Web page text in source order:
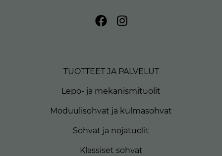
TUOTTEET JA PALVELUT
Lepo- ja mekanismituolit
Moduulisohvat ja kulmasohvat
Sohvat ja nojatuolit
Klassiset sohvat